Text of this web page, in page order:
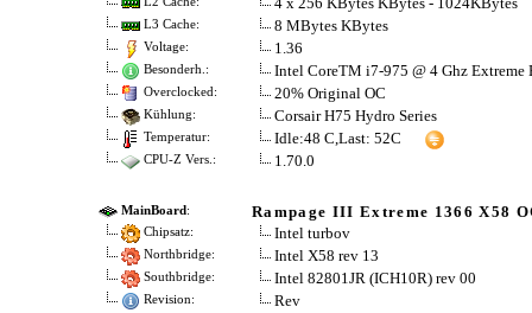
L3 Cache: 8 MBytes KBytes
Voltage: 1.36
Besonderh.: Intel CoreTM i7-975 @ 4 Ghz Extreme
Overclocked: 20% Original OC
Kühlung: Corsair H75 Hydro Series
Temperatur: Idle:48 C,Last: 52C
CPU-Z Vers.: 1.70.0
MainBoard: Rampage III Extreme 1366 X58
Chipsatz: Intel turbov
Northbridge: Intel X58 rev 13
Southbridge: Intel 82801JR (ICH10R) rev 00
Revision: Rev